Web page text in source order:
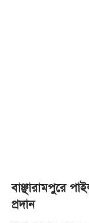
বাঞ্ছারামপুরে
প্রদান